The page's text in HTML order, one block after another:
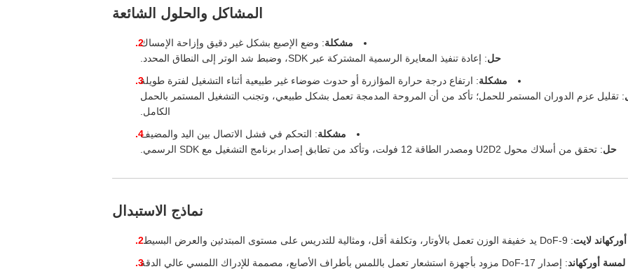
المشاكل والحلول الشائعة
مشكلة: وضع الإصبع بشكل غير دقيق وإزاحة الإمساك
حل: إعادة تنفيذ المعايرة الرسمية المشتركة عبر SDK، وضبط شد الوتر إلى النطاق المحدد.
مشكلة: ارتفاع درجة حرارة المؤازرة أو حدوث ضوضاء غير طبيعية أثناء التشغيل لفترة طويلة
: تقليل عزم الدوران المستمر للحمل؛ تأكد من أن المروحة المدمجة تعمل بشكل طبيعي، وتجنب التشغيل المستمر بالحمل
الكامل.
مشكلة: التحكم في فشل الاتصال بين اليد والمضيف
حل: تحقق من أسلاك محول U2D2 ومصدر الطاقة 12 فولت، وتأكد من تطابق إصدار برنامج التشغيل مع SDK الرسمي.
نماذج الاستبدال
أوركهاند لايت: 9-DoF يد خفيفة الوزن تعمل بالأوتار، وتكلفة أقل، ومثالية للتدريس على مستوى المبتدئين والعرض البسيط.
لمسة أوركهاند
: إصدار 17-DoF مزود بأجهزة استشعار تعمل باللمس بأطراف الأصابع، مصممة للإدراك اللمسي عالي الدقة